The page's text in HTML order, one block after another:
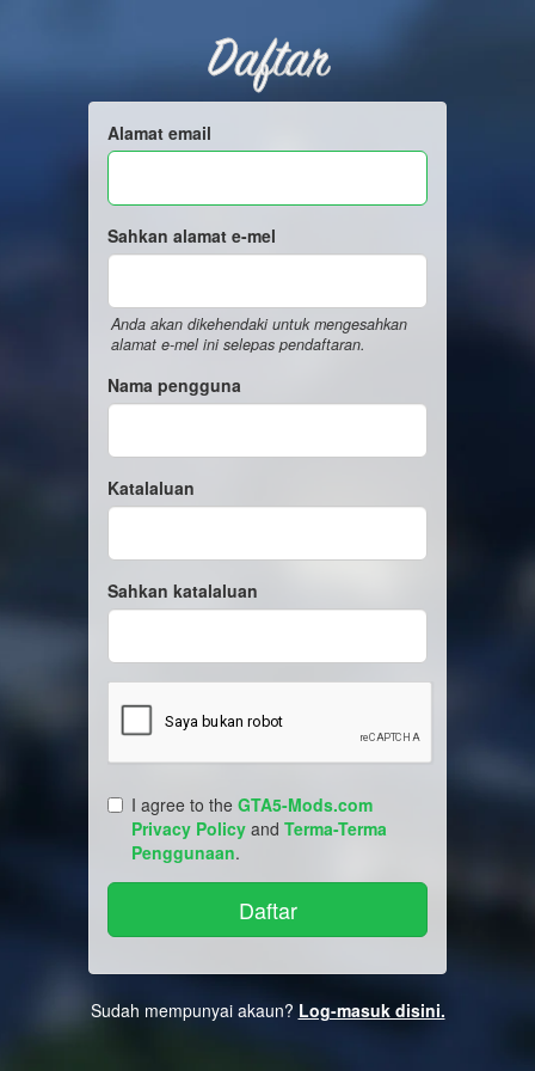
Daftar
Alamat email
Sahkan alamat e-mel
Anda akan dikehendaki untuk mengesahkan
alamat e-mel ini selepas pendaftaran.
Nama pengguna
Katalaluan
Sahkan katalaluan
I agree to the GTA5-Mods.com
Privacy Policy and Terma-Terma
Penggunaan.
Sudah mempunyai akaun? Log-masuk disini.